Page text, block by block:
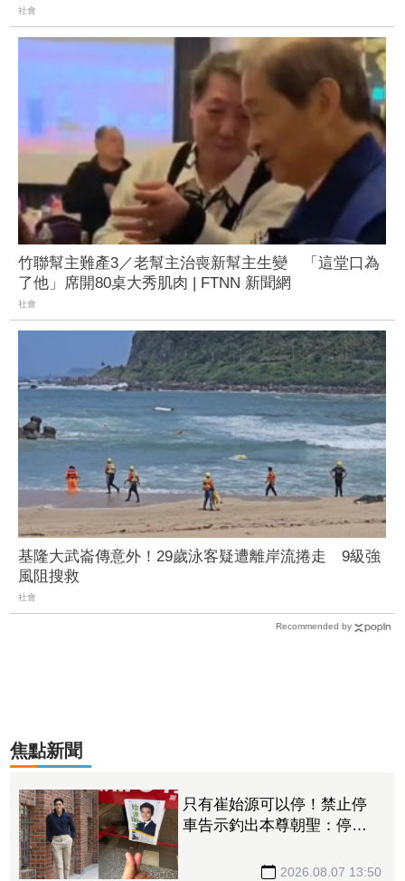
社會
竹聯幫主難產3／老幫主治喪新幫主生變 「這堂口為
了他」席開80桌大秀肌肉 | FTNN 新聞網
社會
基隆大武崙傳意外！29歲泳客疑遭離岸流捲走 9級強
風阻搜救
社會
Recommended by
焦點新聞
只有崔始源可以停！禁止停
車告示釣出本尊朝聖：停車
2026.08.07 13:50